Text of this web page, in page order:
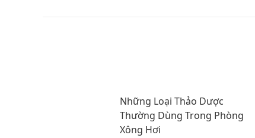
Những Loại Thảo Dược
Thường Dùng Trong Phòng
Xông Hơi